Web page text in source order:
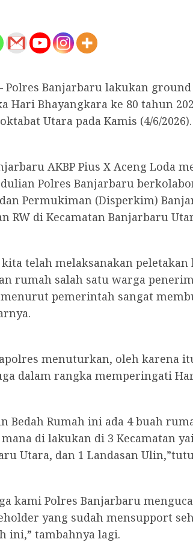
Polres Banjarbaru lakukan
Hari Bhayangkara ke 80 tahun
Utara pada Kamis (4/6/2026).
AKBP Pius X Aceng Loda
Polres Banjarbaru
Permukiman (Disperkim)
RW di Kecamatan Banjarbaru
kita telah melaksanakan
rumah salah satu warga
pemerintah sangat
menuturkan, oleh karena
dalam rangka memperingati
Bedah Rumah ini ada 4 buah
di lakukan di 3 Kecamatan
Utara, dan 1 Landasan
kami Polres Banjarbaru
yang sudah mensupport
ini,” tambahnya lagi.